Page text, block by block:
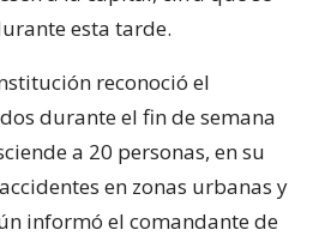
esta tarde.
reconoció el
durante el fin de semana
a 20 personas, en su
en zonas urbanas y
informó el comandante de